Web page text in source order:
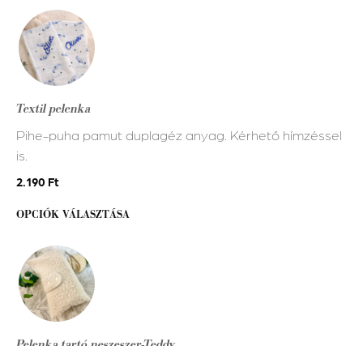
Textil pelenka
Pihe-puha pamut duplagéz anyag. Kérhető hímzéssel
is.
2.190 Ft
OPCIÓK VÁLASZTÁSA
Ennek
a
terméknek
több
van.
A
változatok
a
választhatók